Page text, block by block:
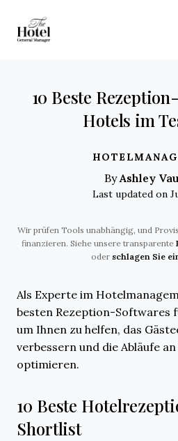
10 Beste
Hotels im
ByAshley
Last updated on
Wir prüfen Tools unabhängig, und
finanzieren. Siehe unsere transparente
oder schlagen Sie
Als Experte im
besten Rezeption-Softwares
um Ihnen zu helfen, das
verbessern und die Abläufe
optimieren.
10 Beste
Shortlist